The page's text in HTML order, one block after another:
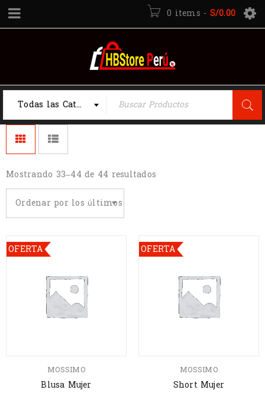
0 items - S/0.00
Todas las Categorias
Mostrando 33–44 de 44 resultados
Ordenar por los últimos
OFERTA
MOSSIMO
Blusa Mujer
OFERTA
MOSSIMO
Short Mujer